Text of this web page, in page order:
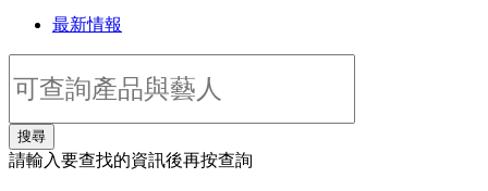
最新情報
搜尋
請輸入要查找的資訊後再按查詢